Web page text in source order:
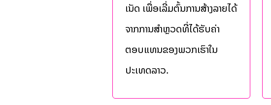
ເນັດ ເພື່ອເລີ່ມຕົ້ນການສ້າງລາຍໄດ້
ຈາກການສໍາຫຼວດທີ່ໄດ້ຮັບຄ່າ
ຕອບແທນຂອງພວກເຮົາໃນ
ປະເທດລາວ.